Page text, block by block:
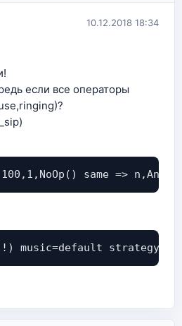
10.12.2018 18:34
если все операторы
same =>
music=default